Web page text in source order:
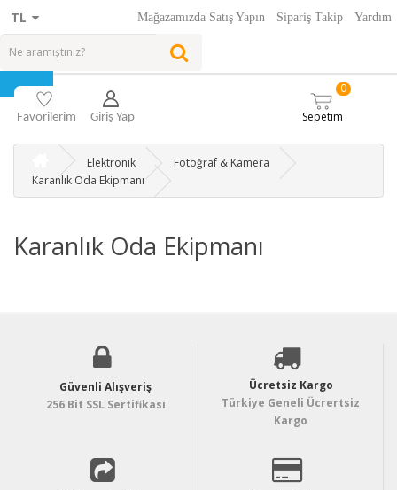
TL Mağazamızda Satış Yapın Sipariş Takip Yardım
0
Sepetim
Favorilerim Giriş Yap
Elektronik
Fotoğraf & Kamera
Karanlık Oda Ekipmanı
Karanlık Oda Ekipmanı
Güvenli Alışveriş
256 Bit SSL Sertifikası
Ücretsiz Kargo
Türkiye Geneli Ücrertsiz
Kargo